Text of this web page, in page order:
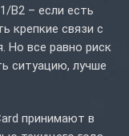
B2 – если есть
крепкие связи с
Но все равно риск
ситуацию, лучше
принимают в